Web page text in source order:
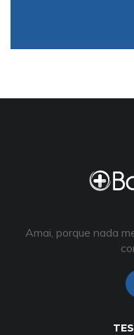
Amai, porque nada